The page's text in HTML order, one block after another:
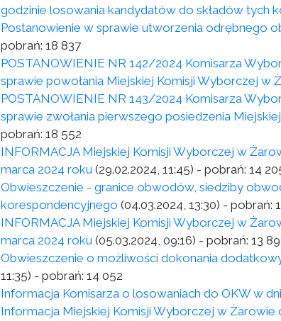
godzinie losowania kandydatów do składów tych
Postanowienie w sprawie utworzenia odrębnego
pobrań: 18 837
POSTANOWIENIE NR 142/2024 Komisarza
sprawie powołania Miejskiej Komisji Wyborczej w
POSTANOWIENIE NR 143/2024 Komisarza
sprawie zwołania pierwszego posiedzenia
pobrań: 18 552
INFORMACJA Miejskiej Komisji Wyborczej w
marca 2024 roku (29.02.2024, 11:45) - pobrań: 14
Obwieszczenie - granice obwodów, siedziby
korespondencyjnego (04.03.2024, 13:30) - pobrań:
INFORMACJA Miejskiej Komisji Wyborczej w
marca 2024 roku (05.03.2024, 09:16) - pobrań: 13
Obwieszczenie o możliwości dokonania
11:35) - pobrań: 14 052
Informacja Komisarza o losowaniach do OKW w
Informacja Miejskiej Komisji Wyborczej w